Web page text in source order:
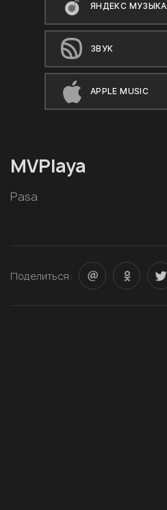
ЯНДЕКС МУЗЫКА
ЗВУК
APPLE MUSIC
MVPlaya
Pasa
Поделиться: